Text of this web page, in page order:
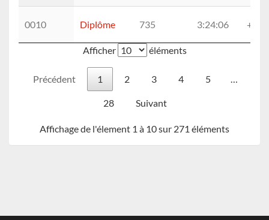
0010 Diplôme 735 3:24:06
Afficher éléments
Précédent 1 2 3 4 5
28 Suivant
Affichage de l'élement 1 à 10 sur 271 éléments